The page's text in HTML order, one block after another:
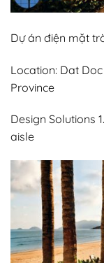
Dự án điện mặt
Location: Dat
Province
Design Solutions
aisle